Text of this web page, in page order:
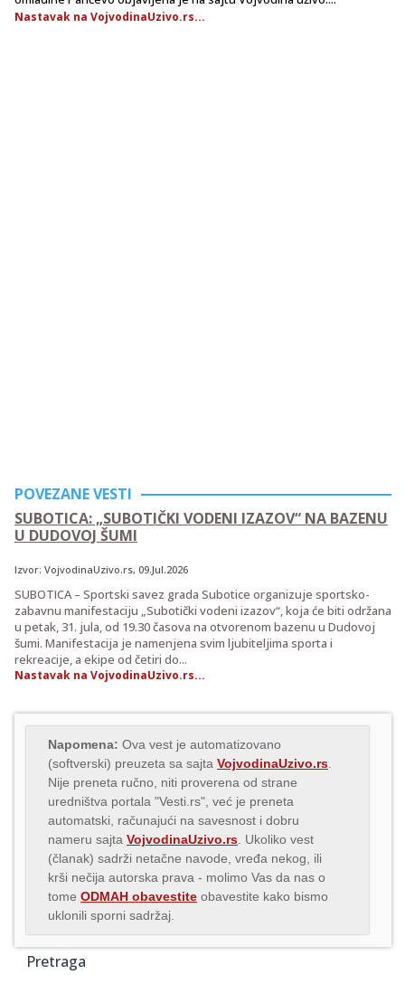
Nastavak na VojvodinaUzivo.rs...
POVEZANE VESTI
SUBOTICA: „SUBOTIČKI VODENI IZAZOV“ NA BAZENU
U DUDOVOJ ŠUMI
Izvor: VojvodinaUzivo.rs, 09.Jul.2026
SUBOTICA – Sportski savez grada Subotice organizuje sportsko-
zabavnu manifestaciju „Subotički vodeni izazov“, koja će biti održana
u petak, 31. jula, od 19.30 časova na otvorenom bazenu u Dudovoj
šumi. Manifestacija je namenjena svim ljubiteljima sporta i
rekreacije, a ekipe od četiri do...
Nastavak na VojvodinaUzivo.rs...
Napomena: Ova vest je automatizovano
(softverski) preuzeta sa sajta VojvodinaUzivo.rs
Nije preneta ručno, niti proverena od strane
uredništva portala "Vesti.rs", već je preneta
automatski, računajući na savesnost i dobru
nameru sajta VojvodinaUzivo.rs . Ukoliko vest
(članak) sadrži netačne navode, vređa nekog, ili
krši nečija autorska prava - molimo Vas da nas o
tome ODMAH obavestite obavestite kako bismo
uklonili sporni sadržaj.
Pretraga